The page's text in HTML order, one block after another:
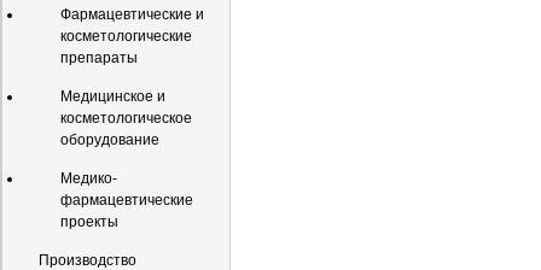
Фармацевтические и
косметологические
препараты
Медицинское и
косметологическое
оборудование
Медико-
фармацевтические
проекты
Производство